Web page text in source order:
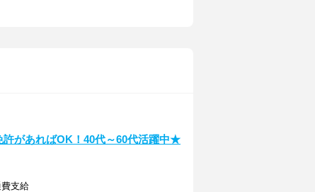
許があればOK！40代～60代活躍中★
支給